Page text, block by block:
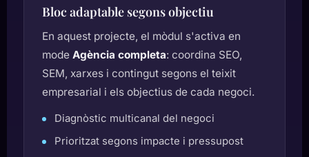
Bloc adaptable segons objectiu
En aquest projecte, el mòdul s'activa en
mode Agència completa: coordina SEO,
SEM, xarxes i contingut segons el teixit
empresarial i els objectius de cada negoci.
Diagnòstic multicanal del negoci
Prioritzat segons impacte i pressupost